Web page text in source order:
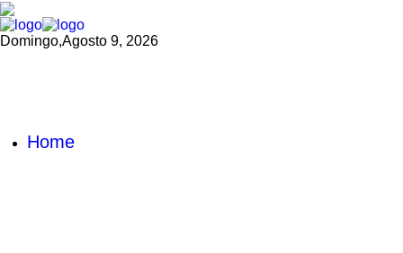
Domingo,Agosto 9, 2026
Home